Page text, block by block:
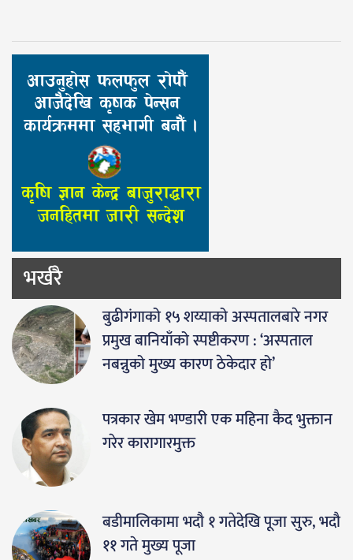
भर्खरै
बुढीगंगाको १५ शय्याको अस्पतालबारे नगर
प्रमुख बानियाँको स्पष्टीकरण : ‘अस्पताल
नबन्नुको मुख्य कारण ठेकेदार हो’
पत्रकार खेम भण्डारी एक महिना कैद भुक्तान
गरेर कारागारमुक्त
बडीमालिकामा भदौ १ गतेदेखि पूजा सुरु, भदौ
११ गते मुख्य पूजा